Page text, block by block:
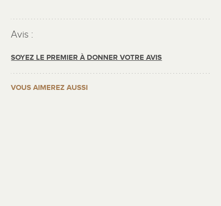
Avis :
SOYEZ LE PREMIER À DONNER VOTRE AVIS
VOUS AIMEREZ AUSSI